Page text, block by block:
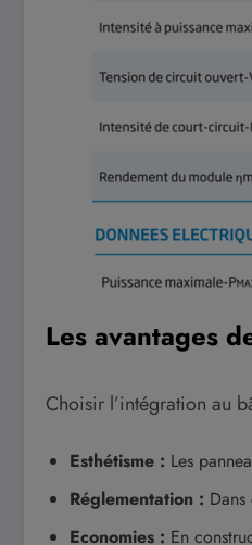
Les avantages
Choisir l’intégration au
Esthétisme : Les
Réglementation :
Economies : En